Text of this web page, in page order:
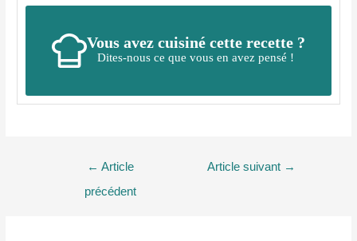
Vous avez cuisiné cette recette ?
Dites-nous ce que vous en avez pensé !
← Article
précédent
Article suivant →